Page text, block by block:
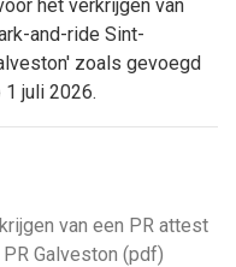
het verkrijgen van
and-ride Sint-
zoals gevoegd
juli 2026.
van een PR attest
Galveston (pdf)